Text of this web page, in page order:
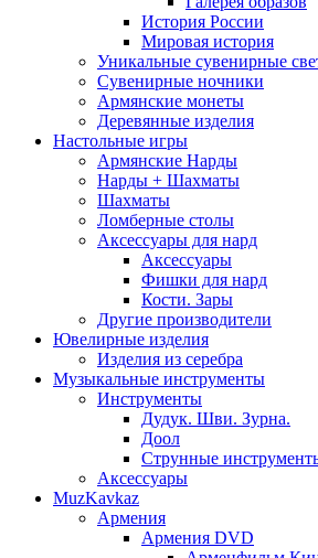
История России
Мировая история
Уникальные сувенирные
Сувенирные ночники
Армянские монеты
Деревянные изделия
Настольные игры
Армянские Нарды
Нарды + Шахматы
Шахматы
Ломберные столы
Аксессуары для нард
Аксессуары
Фишки для нард
Кости. Зары
Другие производители
Ювелирные изделия
Изделия из серебра
Музыкальные инструменты
Инструменты
Дудук. Шви. Зурна.
Доол
Струнные
Аксессуары
MuzKavkaz
Армения
Армения DVD